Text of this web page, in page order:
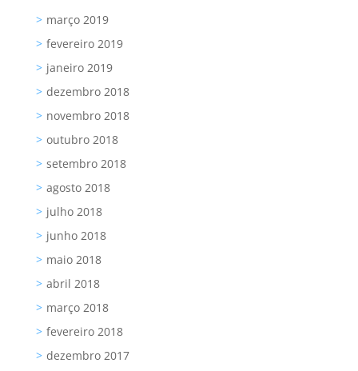
março 2019
fevereiro 2019
janeiro 2019
dezembro 2018
novembro 2018
outubro 2018
setembro 2018
agosto 2018
julho 2018
junho 2018
maio 2018
abril 2018
março 2018
fevereiro 2018
dezembro 2017